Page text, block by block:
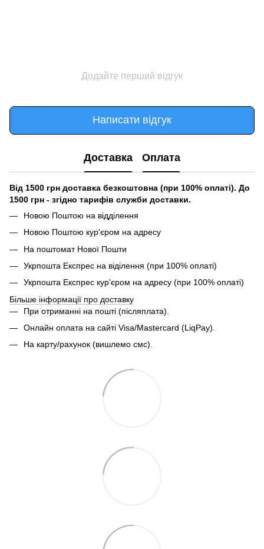
Додайте перший відгук
Написати відгук
Доставка Оплата
Від 1500 грн доставка безкоштовна (при 100% оплаті). До
1500 грн - згідно тарифів служби доставки.
Новою Поштою на відділення
Новою Поштою кур'єром на адресу
На поштомат Нової Пошти
Укрпошта Експрес на віділення (при 100% оплаті)
Укрпошта Експрес кур'єром на адресу (при 100% оплаті)
Більше інформації про доставку
При отриманні на пошті (післяплата).
Онлайн оплата на сайті Visa/Mastercard (LiqPay).
На карту/рахунок (вишлемо смс).